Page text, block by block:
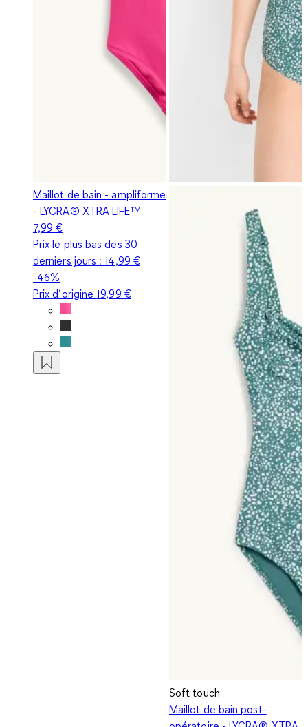
Maillot de bain - ampliforme
- LYCRA® XTRA LIFE™
7,99 €
Prix le plus bas des 30
derniers jours :14,99 €
-46%
Prix d‘origine19,99 €
Soft touch
Maillot de bain post-